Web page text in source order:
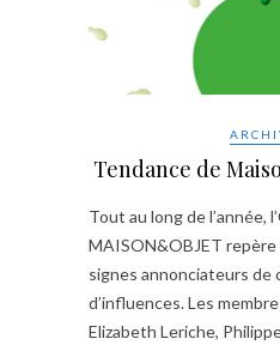
Tendance de
Tout au long de l’année,
MAISON&OBJET repère
signes annonciateurs de
d’influences. Les
Elizabeth Leriche,